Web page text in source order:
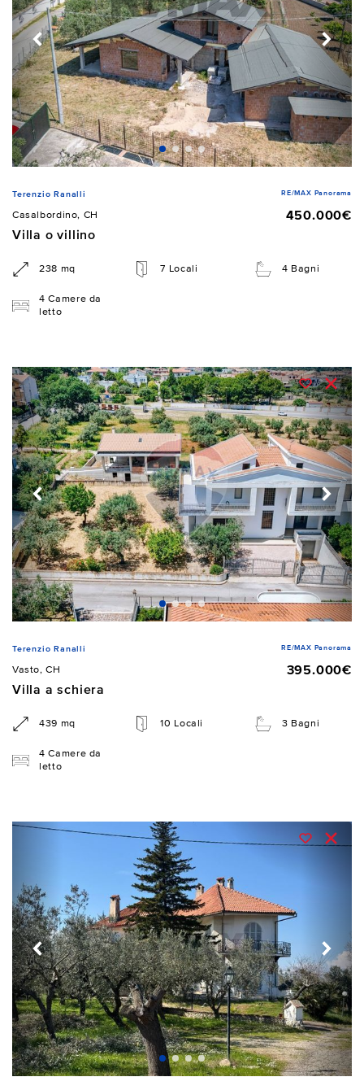
Terenzio Ranalli RE/MAX Panorama
Casalbordino, CH
450.000€
Villa o villino
238 mq 7 Locali 4 Bagni
4 Camere da
letto
Terenzio Ranalli RE/MAX Panorama
Vasto, CH
395.000€
Villa a schiera
439 mq 10 Locali 3 Bagni
4 Camere da
letto